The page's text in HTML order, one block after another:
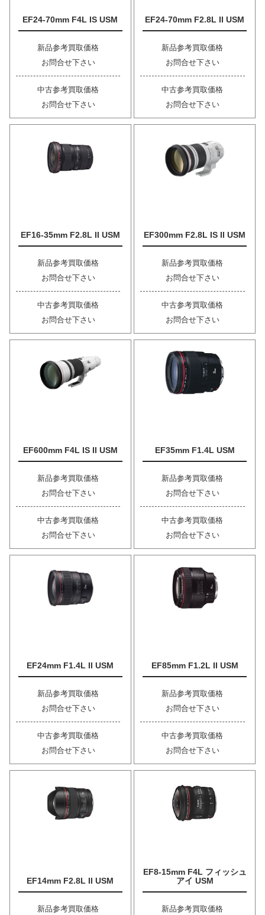
EF24-70mm F4L IS USM
新品参考買取価格
お問合せ下さい
中古参考買取価格
お問合せ下さい
EF24-70mm F2.8L II USM
新品参考買取価格
お問合せ下さい
中古参考買取価格
お問合せ下さい
EF16-35mm F2.8L II USM
新品参考買取価格
お問合せ下さい
中古参考買取価格
お問合せ下さい
EF300mm F2.8L IS II USM
新品参考買取価格
お問合せ下さい
中古参考買取価格
お問合せ下さい
EF600mm F4L IS II USM
新品参考買取価格
お問合せ下さい
中古参考買取価格
お問合せ下さい
EF35mm F1.4L USM
新品参考買取価格
お問合せ下さい
中古参考買取価格
お問合せ下さい
EF24mm F1.4L II USM
新品参考買取価格
お問合せ下さい
中古参考買取価格
お問合せ下さい
EF85mm F1.2L II USM
新品参考買取価格
お問合せ下さい
中古参考買取価格
お問合せ下さい
EF14mm F2.8L II USM
新品参考買取価格
EF8-15mm F4L フィッシュ
アイ USM
新品参考買取価格